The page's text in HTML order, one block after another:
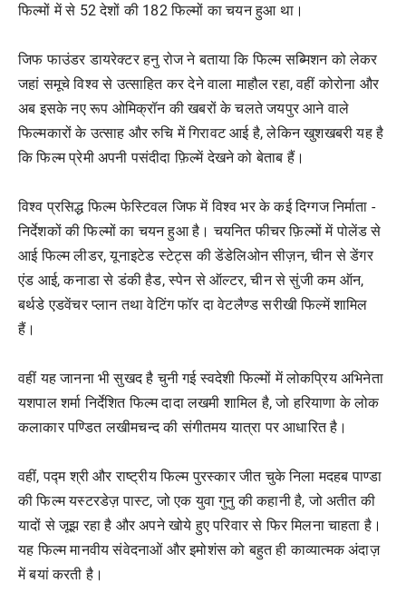
फिल्मों में से 52 देशों की 182 फिल्मों का चयन हुआ था।
जिफ फाउंडर डायरेक्टर हनु रोज ने बताया कि फिल्म सब्मिशन को लेकर
जहां समूचे विश्व से उत्साहित कर देने वाला माहौल रहा, वहीं कोरोना और
अब इसके नए रूप ओमिक्रॉन की खबरों के चलते जयपुर आने वाले
फिल्मकारों के उत्साह और रुचि में गिरावट आई है, लेकिन खुशखबरी यह है
कि फिल्म प्रेमी अपनी पसंदीदा फ़िल्में देखने को बेताब हैं।
विश्व प्रसिद्ध फिल्म फेस्टिवल जिफ में विश्व भर के कई दिग्गज निर्माता -
निर्देशकों की फिल्मों का चयन हुआ है। चयनित फीचर फ़िल्मों में पोलेंड से
आई फिल्म लीडर, यूनाइटेड स्टेट्स की डेंडेलिओन सीज़न, चीन से डेंगर
एंड आई, कनाडा से डंकी हैड, स्पेन से ऑल्टर, चीन से सुंजी कम ऑन,
बर्थडे एडवेंचर प्लान तथा वेटिंग फॉर दा वेटलैण्ड सरीखी फिल्में शामिल
हैं।
वहीं यह जानना भी सुखद है चुनी गई स्वदेशी फिल्मों में लोकप्रिय अभिनेता
यशपाल शर्मा निर्देशित फिल्म दादा लखमी शामिल है, जो हरियाणा के लोक
कलाकार पण्डित लखीमचन्द की संगीतमय यात्रा पर आधारित है।
वहीं, पद्म श्री और राष्ट्रीय फिल्म पुरस्कार जीत चुके निला मदहब पाण्डा
की फिल्म यस्टरडेज़ पास्ट, जो एक युवा गुनु की कहानी है, जो अतीत की
यादों से जूझ रहा है और अपने खोये हुए परिवार से फिर मिलना चाहता है।
यह फिल्म मानवीय संवेदनाओं और इमोशंस को बहुत ही काव्यात्मक अंदाज़
में बयां करती है।